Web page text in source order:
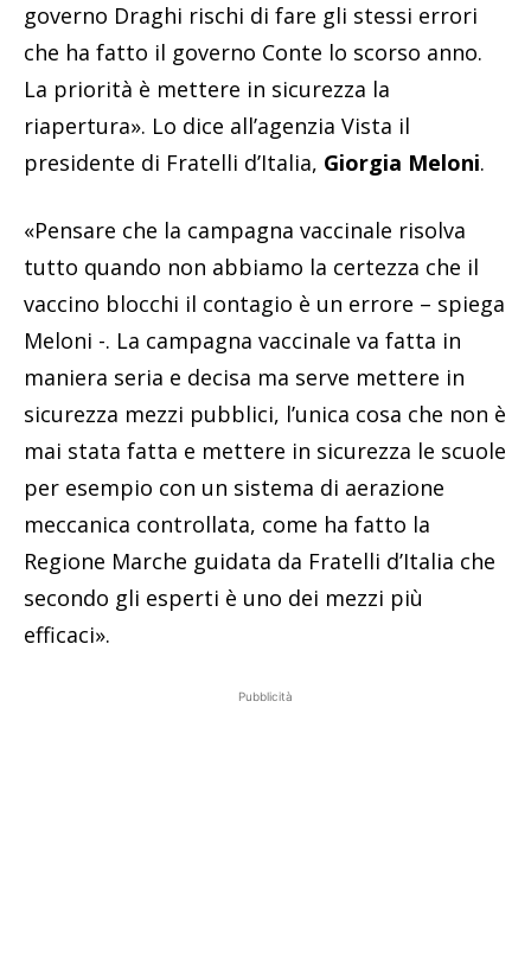
governo Draghi rischi di fare gli stessi errori
che ha fatto il governo Conte lo scorso anno.
La priorità è mettere in sicurezza la
riapertura». Lo dice all’agenzia Vista il
presidente di Fratelli d’Italia, Giorgia Meloni.
«Pensare che la campagna vaccinale risolva
tutto quando non abbiamo la certezza che il
vaccino blocchi il contagio è un errore – spiega
Meloni -. La campagna vaccinale va fatta in
maniera seria e decisa ma serve mettere in
sicurezza mezzi pubblici, l’unica cosa che non è
mai stata fatta e mettere in sicurezza le scuole
per esempio con un sistema di aerazione
meccanica controllata, come ha fatto la
Regione Marche guidata da Fratelli d’Italia che
secondo gli esperti è uno dei mezzi più
efficaci».
Pubblicità